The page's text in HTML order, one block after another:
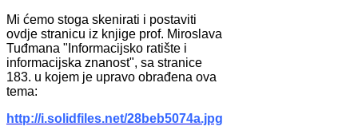
Mi ćemo stoga skenirati i postaviti
ovdje stranicu iz knjige prof. Miroslava
Tuđmana "Informacijsko ratište i
informacijska znanost", sa stranice
183. u kojem je upravo obrađena ova
tema:
http://i.solidfiles.net/28beb5074a.jpg